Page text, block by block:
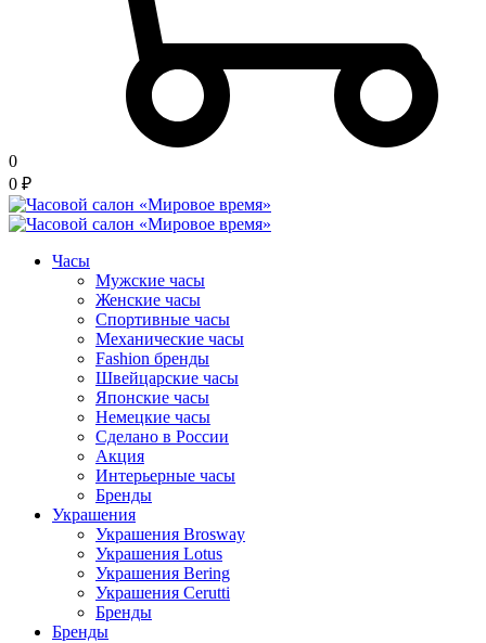
0
0 ₽
Часы
Мужские часы
Женские часы
Спортивные часы
Механические часы
Fashion бренды
Швейцарские часы
Японские часы
Немецкие часы
Сделано в России
Акция
Интерьерные часы
Бренды
Украшения
Украшения Brosway
Украшения Lotus
Украшения Bering
Украшения Cerutti
Бренды
Бренды